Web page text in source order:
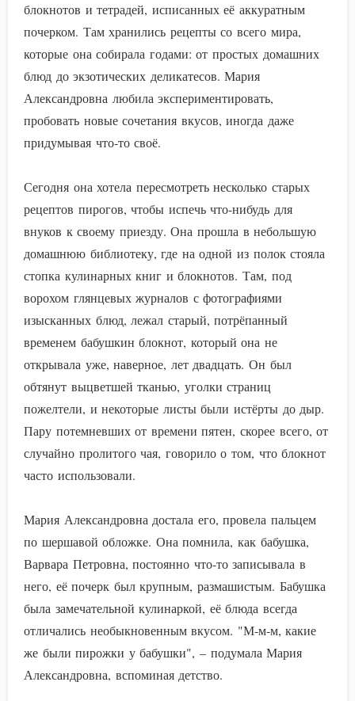
блокнотов и тетрадей, исписанных её аккуратным
почерком. Там хранились рецепты со всего мира,
которые она собирала годами: от простых домашних
блюд до экзотических деликатесов. Мария
Александровна любила экспериментировать,
пробовать новые сочетания вкусов, иногда даже
придумывая что-то своё.
Сегодня она хотела пересмотреть несколько старых
рецептов пирогов, чтобы испечь что-нибудь для
внуков к своему приезду. Она прошла в небольшую
домашнюю библиотеку, где на одной из полок стояла
стопка кулинарных книг и блокнотов. Там, под
ворохом глянцевых журналов с фотографиями
изысканных блюд, лежал старый, потрёпанный
временем бабушкин блокнот, который она не
открывала уже, наверное, лет двадцать. Он был
обтянут выцветшей тканью, уголки страниц
пожелтели, и некоторые листы были истёрты до дыр.
Пару потемневших от времени пятен, скорее всего, от
случайно пролитого чая, говорило о том, что блокнот
часто использовали.
Мария Александровна достала его, провела пальцем
по шершавой обложке. Она помнила, как бабушка,
Варвара Петровна, постоянно что-то записывала в
него, её почерк был крупным, размашистым. Бабушка
была замечательной кулинаркой, её блюда всегда
отличались необыкновенным вкусом. "М-м-м, какие
же были пирожки у бабушки", – подумала Мария
Александровна, вспоминая детство.